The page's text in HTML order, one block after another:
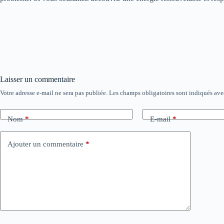
Laisser un commentaire
Votre adresse e-mail ne sera pas publiée. Les champs obligatoires sont indiqués
Nom* E-mail*
Ajouter un commentaire *